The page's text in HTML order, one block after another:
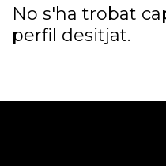
No s'ha trobat
perfil desitjat.